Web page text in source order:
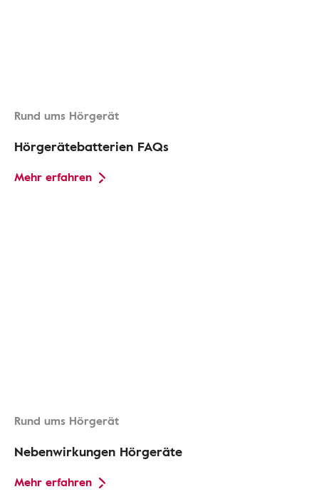
Rund ums Hörgerät
Hörgerätebatterien FAQs
Mehr erfahren
Rund ums Hörgerät
Nebenwirkungen Hörgeräte
Mehr erfahren